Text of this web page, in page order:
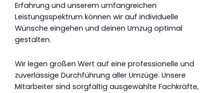
Erfahrung und unserem umfangreichen
Leistungsspektrum können wir auf individuelle
Wünsche eingehen und deinen Umzug optimal
gestalten.
Wir legen großen Wert auf eine professionelle und
zuverlässige Durchführung aller Umzüge. Unsere
Mitarbeiter sind sorgfältig ausgewählte Fachkräfte,